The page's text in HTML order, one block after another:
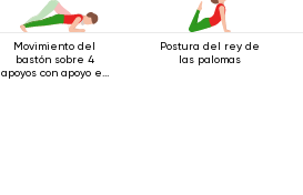
Movimiento del
bastón sobre 4
apoyos con apoyo en
Postura del rey de
las palomas